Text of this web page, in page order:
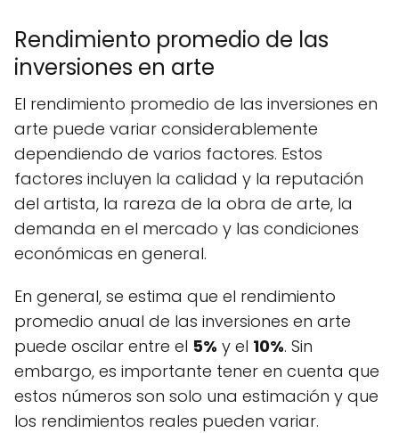
Rendimiento promedio de las
inversiones en arte
El rendimiento promedio de las inversiones en
arte puede variar considerablemente
dependiendo de varios factores. Estos
factores incluyen la calidad y la reputación
del artista, la rareza de la obra de arte, la
demanda en el mercado y las condiciones
económicas en general.
En general, se estima que el rendimiento
promedio anual de las inversiones en arte
puede oscilar entre el 5% y el 10%. Sin
embargo, es importante tener en cuenta que
estos números son solo una estimación y que
los rendimientos reales pueden variar.